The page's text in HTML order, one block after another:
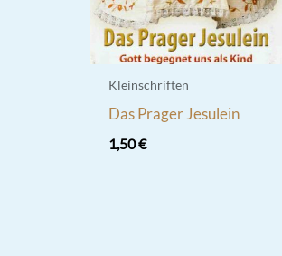
Kleinschriften
Das Prager Jesulein
1,50€